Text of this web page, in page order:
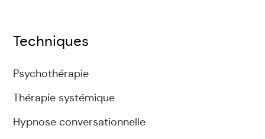
Techniques
Psychothérapie
Thérapie systémique
Hypnose conversationnelle